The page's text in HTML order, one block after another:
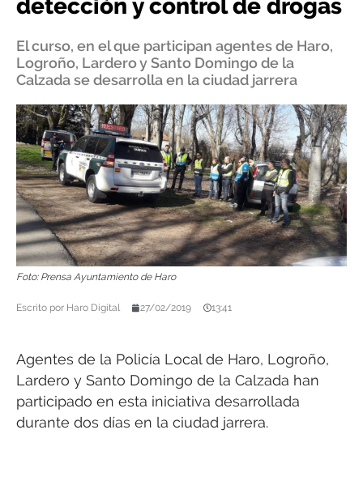
detección y control de drogas
El curso, en el que participan agentes de Haro,
Logroño, Lardero y Santo Domingo de la
Calzada se desarrolla en la ciudad jarrera
Foto: Prensa Ayuntamiento de Haro
Escrito por Haro Digital 27/02/2019 13:41
Agentes de la Policía Local de Haro, Logroño,
Lardero y Santo Domingo de la Calzada han
participado en esta iniciativa desarrollada
durante dos días en la ciudad jarrera.